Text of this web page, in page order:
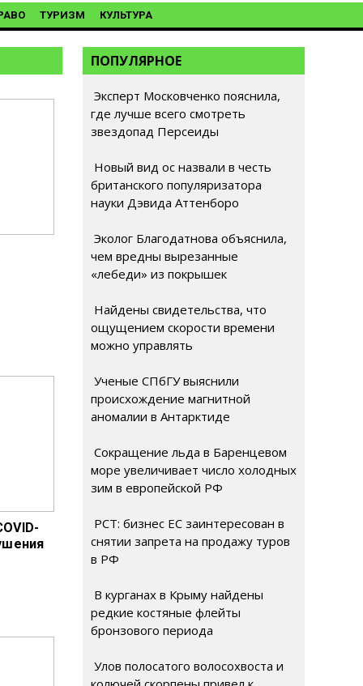
ТУРИЗМ КУЛЬТУРА
ПОПУЛЯРНОЕ
Эксперт Московченко пояснила,
где лучше всего смотреть
звездопад Персеиды
Новый вид ос назвали в честь
британского популяризатора
науки Дэвида Аттенборо
Эколог Благодатнова объяснила,
чем вредны вырезанные
«лебеди» из покрышек
Найдены свидетельства, что
ощущением скорости времени
можно управлять
Ученые СПбГУ выяснили
происхождение магнитной
аномалии в Антарктиде
Сокращение льда в Баренцевом
море увеличивает число холодных
зим в европейской РФ
РСТ: бизнес ЕС заинтересован в
снятии запрета на продажу туров
в РФ
В курганах в Крыму найдены
редкие костяные флейты
бронзового периода
Улов полосатого волосохвоста и